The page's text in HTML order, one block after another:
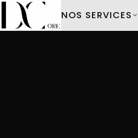
NOS SERVICES